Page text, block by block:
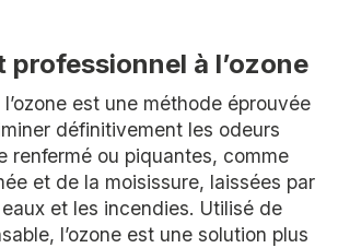
professionnel à l’ozone
est une méthode éprouvée
définitivement les odeurs
renfermé ou piquantes, comme
et de la moisissure, laissées par
et les incendies. Utilisé de
l’ozone est une solution plus